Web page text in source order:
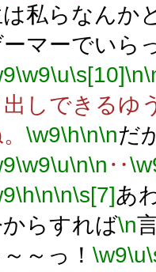
私らなんか
マーでいら
\w9\u\s[10]\n
出しできるゆ
\w9\h\n\nだ
\w9\u\n\n ‥
\h\n\n\s[7]あ
らすれば\n
～っ！ \w9\u